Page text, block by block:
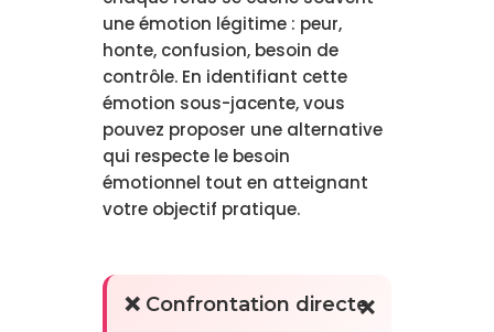
une émotion légitime : peur,
honte, confusion, besoin de
contrôle. En identifiant cette
émotion sous-jacente, vous
pouvez proposer une alternative
qui respecte le besoin
émotionnel tout en atteignant
votre objectif pratique.
❌ Confrontation directe